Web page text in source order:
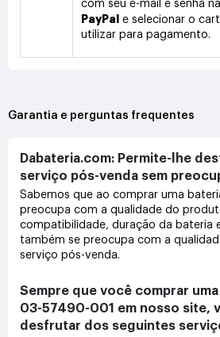
com seu e-mail e senha
PayPal
e selecionar o
utilizar para pagamento.
Garantia e perguntas frequentes
Dabateria.com: Permite-lhe
serviço pós-venda sem
Sabemos que ao comprar uma
preocupa com a qualidade do
compatibilidade, duração da bateria
também se preocupa com a
serviço pós-venda.
Sempre que você comprar uma
03-57490-001 em nosso site,
desfrutar dos seguintes